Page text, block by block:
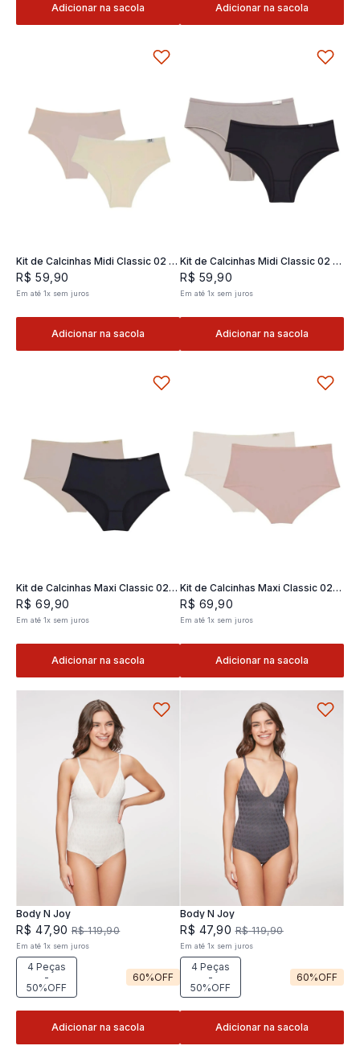
Adicionar na sacola Adicionar na sacola
Kit de Calcinhas Midi Classic 02 -
2 und
R$ 59 90
Em até1x sem juros
Adicionar na sacola
Kit de Calcinhas Midi Classic 02 -
2 und
R$ 59 ,90
Em até 1x sem juros
Adicionar na sacola
Kit de Calcinhas Maxi Classic 02 -
2 und
R$ 69 90
Em até1x sem juros
Adicionar na sacola
Kit de Calcinhas Maxi Classic 02 -
2 und
R$ 69 ,90
Em até 1x sem juros
Adicionar na sacola
Body N Joy
R$ 47,90 R$ 119,90
Em até1x sem juros
4 Peças
-
50%OFF
60%OFF
Adicionar na sacola
Body N Joy
R$ 47,90 R$ 119,90
Em até 1x sem juros
4 Peças
-
50%OFF
60%OFF
Adicionar na sacola